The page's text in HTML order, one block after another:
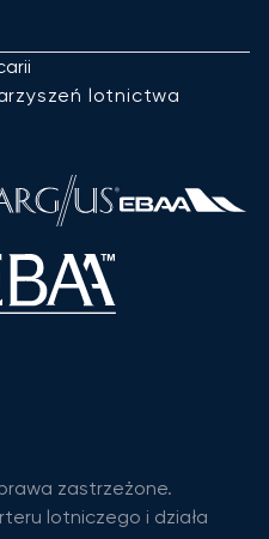
lotnictwa
zastrzeżone.
lotniczego i działa